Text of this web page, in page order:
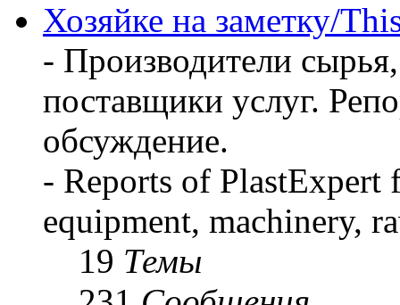
Хозяйке на заметку/
- Производители
поставщики услуг.
обсуждение.
- Reports of PlastExpert
equipment, machinery,
19 Темы